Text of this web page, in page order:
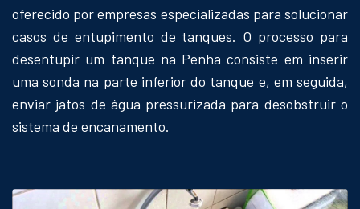
oferecido por empresas especializadas para solucionar
casos de entupimento de tanques. O processo para
desentupir um tanque na Penha consiste em inserir
uma sonda na parte inferior do tanque e, em seguida,
enviar jatos de água pressurizada para desobstruir o
sistema de encanamento.